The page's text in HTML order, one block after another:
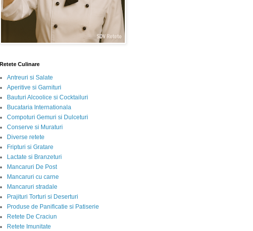
Retete Culinare
Antreuri si Salate
Aperitive si Garnituri
Bauturi Alcoolice si Cocktailuri
Bucataria Internationala
Compoturi Gemuri si Dulceturi
Conserve si Muraturi
Diverse retete
Fripturi si Gratare
Lactate si Branzeturi
Mancaruri De Post
Mancaruri cu carne
Mancaruri stradale
Prajituri Torturi si Deserturi
Produse de Panificatie si Patiserie
Retete De Craciun
Retete Imunitate